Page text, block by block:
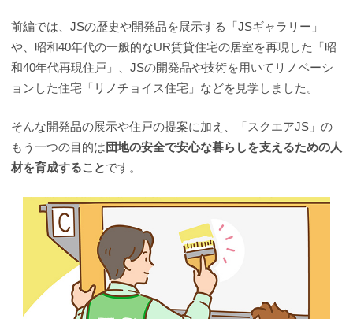
前編では、JSの歴史や開発品を展示する「JSギャラリー」
や、昭和40年代の一般的なUR賃貸住宅の居室を再現した「昭
和40年代再現住戸」、JSの開発品や技術を用いてリノベーシ
ョンした住宅「リノチョイス住宅」などを見学しました。
そんな開発品の展示や住戸の提案に加え、「スクエアJS」の
もう一つの目的は 団地の安全で安心な暮らしを支えるための人
材を育成することです。